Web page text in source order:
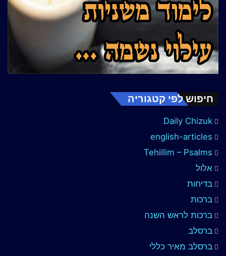
חיפוש לפי קטגוריה
Daily Chizuk
english-articles
Tehillim – Psalms
אלול
בדיחות
ברכות
ברכות לראש השנה
ברסלב
ברסלב מאיר כללי